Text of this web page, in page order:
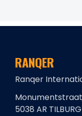
RANQER
Ranqer
Monumentstraat
5038 AR TILBURG